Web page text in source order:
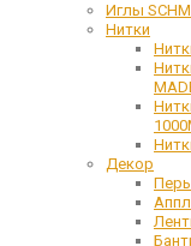
Иглы
Нитки
Декор